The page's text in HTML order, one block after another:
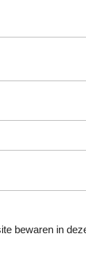
bewaren in